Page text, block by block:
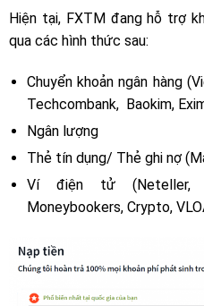
Hiện tại, FXTM đang hỗ trợ
qua các hình thức sau:
Chuyển khoản ngân hàng
Techcombank, Baokim,
Ngân lượng
Thẻ tín dụng/ Thẻ ghi nợ
Ví điện tử (Neteller,
Moneybookers, Crypto,